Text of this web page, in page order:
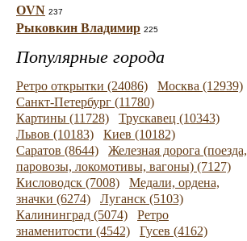
OVN 237
Рыковкин Владимир 225
Популярные города
Ретро открытки (24086)
Москва (12939)
Санкт-Петербург (11780)
Картины (11728)
Трускавец (10343)
Львов (10183)
Киев (10182)
Саратов (8644)
Железная дорога (поезда,
паровозы, локомотивы, вагоны) (7127)
Кисловодск (7008)
Медали, ордена,
значки (6274)
Луганск (5103)
Калининград (5074)
Ретро
знаменитости (4542)
Гусев (4162)